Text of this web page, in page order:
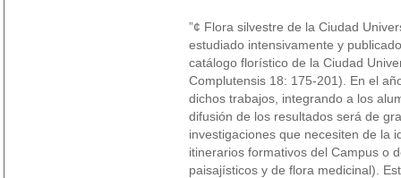
”¢ Flora silvestre de la Ciudad
estudiado intensivamente y
catálogo florístico de la Ciudad
Complutensis 18: 175-201). En el
dichos trabajos, integrando a los
difusión de los resultados será de
investigaciones que necesiten de la
itinerarios formativos del Campus o
paisajísticos y de flora medicinal).